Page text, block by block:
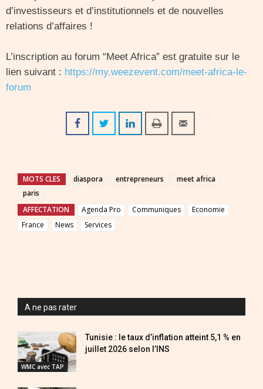
d’investisseurs et d’institutionnels et de nouvelles
relations d’affaires !
L’inscription au forum “Meet Africa” est gratuite sur le
lien suivant : https://my.weezevent.com/meet-africa-le-
forum
MOTS CLES diaspora entrepreneurs
meet africa
paris
AFFECTATION
Agenda Pro Communiques
Economie
France
News Services
A ne pas rater
WMC avec TAP
Tunisie : le taux d’inflation atteint 5,1 % en
juillet 2026 selon l’INS